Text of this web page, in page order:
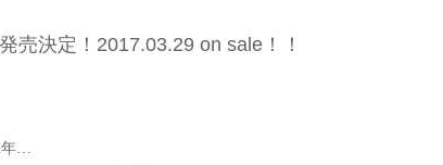
売決定！2017.03.29 on sale！！
…